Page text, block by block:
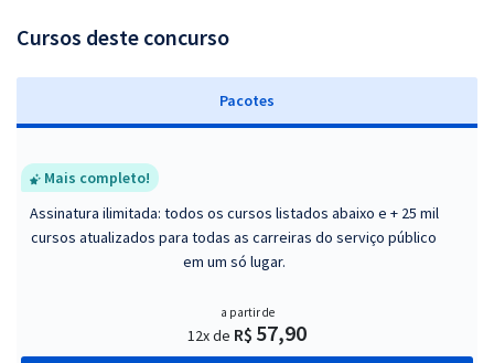
Cursos deste concurso
Pacotes
Mais completo!
Assinatura ilimitada: todos os cursos listados abaixo e + 25 mil
cursos atualizados para todas as carreiras do serviço público
em um só lugar.
a partir de
12x de R$ 57,90